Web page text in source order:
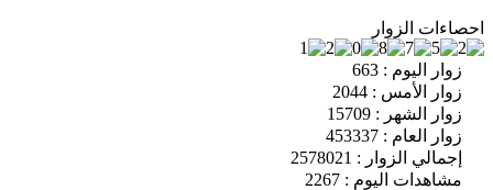
احصاءات الزوار
زوار اليوم : 663
زوار الأمس : 2044
زوار الشهر : 15709
زوار العام : 453337
إجمالي الزوار : 2578021
مشاهدات اليوم : 2267